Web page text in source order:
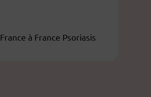
France à France Psoriasis